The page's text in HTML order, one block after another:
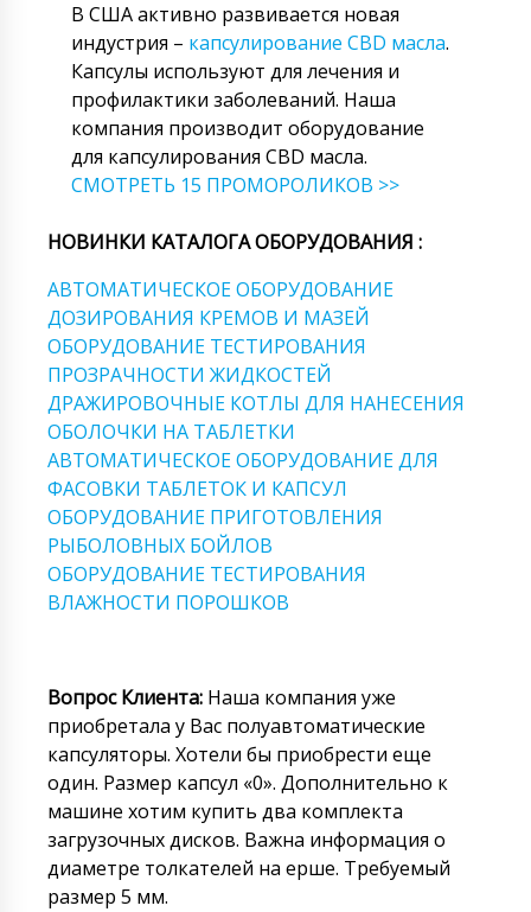
В США активно развивается новая
индустрия – капсулирование CBD масла.
Капсулы используют для лечения и
профилактики заболеваний. Наша
компания производит оборудование
для капсулирования CBD масла.
СМОТРЕТЬ 15 ПРОМОРОЛИКОВ >>
НОВИНКИ КАТАЛОГА ОБОРУДОВАНИЯ :
АВТОМАТИЧЕСКОЕ ОБОРУДОВАНИЕ
ДОЗИРОВАНИЯ КРЕМОВ И МАЗЕЙ
ОБОРУДОВАНИЕ ТЕСТИРОВАНИЯ
ПРОЗРАЧНОСТИ ЖИДКОСТЕЙ
ДРАЖИРОВОЧНЫЕ КОТЛЫ ДЛЯ НАНЕСЕНИЯ
ОБОЛОЧКИ НА ТАБЛЕТКИ
АВТОМАТИЧЕСКОЕ ОБОРУДОВАНИЕ ДЛЯ
ФАСОВКИ ТАБЛЕТОК И КАПСУЛ
ОБОРУДОВАНИЕ ПРИГОТОВЛЕНИЯ
РЫБОЛОВНЫХ БОЙЛОВ
ОБОРУДОВАНИЕ ТЕСТИРОВАНИЯ
ВЛАЖНОСТИ ПОРОШКОВ
Вопрос Клиента: Наша компания уже
приобретала у Вас полуавтоматические
капсуляторы. Хотели бы приобрести еще
один. Размер капсул «0». Дополнительно к
машине хотим купить два комплекта
загрузочных дисков. Важна информация о
диаметре толкателей на ерше. Требуемый
размер 5 мм.